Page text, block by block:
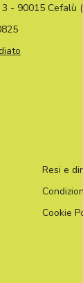
- 90015 Cefalù
Resi e
Cookie